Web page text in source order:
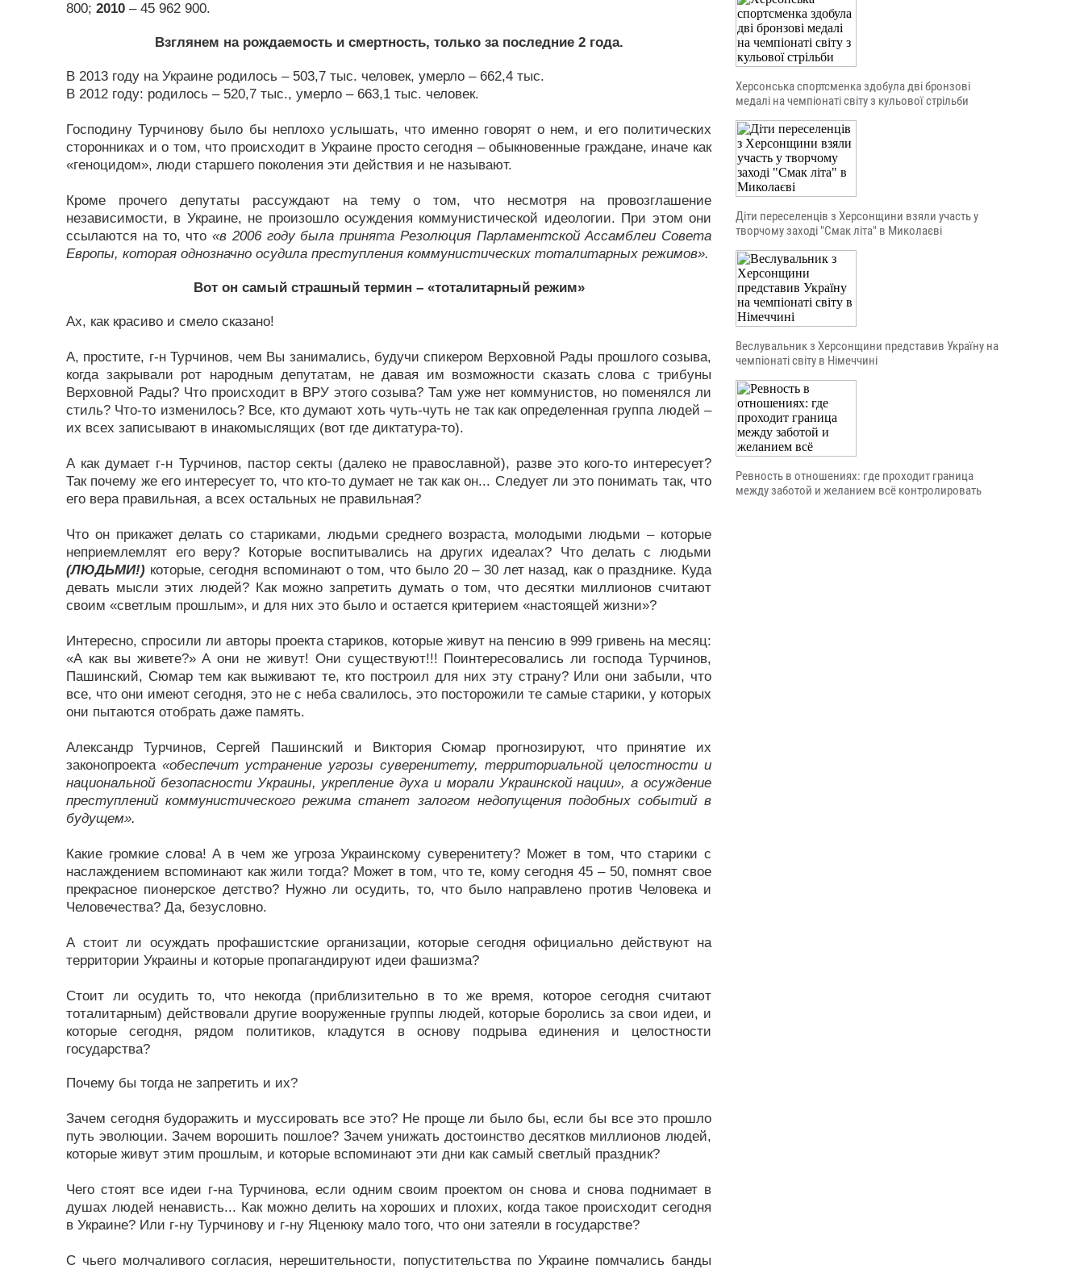
800; 2010 – 45 962 900.
Взглянем на рождаемость и смертность, только за последние 2 года.
В 2013 году на Украине родилось – 503,7 тыс. человек, умерло – 662,4 тыс.
В 2012 году: родилось – 520,7 тыс., умерло – 663,1 тыс. человек.
Господину Турчинову было бы неплохо услышать, что именно говорят о нем, и его политических
сторонниках и о том, что происходит в Украине просто сегодня – обыкновенные граждане, иначе как
«геноцидом», люди старшего поколения эти действия и не называют.
Кроме прочего депутаты рассуждают на тему о том, что несмотря на провозглашение
независимости, в Украине, не произошло осуждения коммунистической идеологии. При этом они
ссылаются на то, что «в 2006 году была принята Резолюция Парламентской Ассамблеи Совета
Европы, которая однозначно осудила преступления коммунистических тоталитарных режимов».
Вот он самый страшный термин – «тоталитарный режим»
Ах, как красиво и смело сказано!
А, простите, г-н Турчинов, чем Вы занимались, будучи спикером Верховной Рады прошлого созыва,
когда закрывали рот народным депутатам, не давая им возможности сказать слова с трибуны
Верховной Рады? Что происходит в ВРУ этого созыва? Там уже нет коммунистов, но поменялся ли
стиль? Что-то изменилось? Все, кто думают хоть чуть-чуть не так как определенная группа людей –
их всех записывают в инакомыслящих (вот где диктатура-то).
А как думает г-н Турчинов, пастор секты (далеко не православной), разве это кого-то интересует?
Так почему же его интересует то, что кто-то думает не так как он... Следует ли это понимать так, что
его вера правильная, а всех остальных не правильная?
Что он прикажет делать со стариками, людьми среднего возраста, молодыми людьми – которые
неприемлемлят его веру? Которые воспитывались на других идеалах? Что делать с людьми
(ЛЮДЬМИ!) которые, сегодня вспоминают о том, что было 20 – 30 лет назад, как о празднике. Куда
девать мысли этих людей? Как можно запретить думать о том, что десятки миллионов считают
своим «светлым прошлым», и для них это было и остается критерием «настоящей жизни»?
Интересно, спросили ли авторы проекта стариков, которые живут на пенсию в 999 гривень на месяц:
«А как вы живете?» А они не живут! Они существуют!!! Поинтересовались ли господа Турчинов,
Пашинский, Сюмар тем как выживают те, кто построил для них эту страну? Или они забыли, что
все, что они имеют сегодня, это не с неба свалилось, это посторожили те самые старики, у которых
они пытаются отобрать даже память.
Александр Турчинов, Сергей Пашинский и Виктория Сюмар прогнозируют, что принятие их
законопроекта «обеспечит устранение угрозы суверенитету, территориальной целостности и
национальной безопасности Украины, укрепление духа и морали Украинской нации», а осуждение
преступлений коммунистического режима станет залогом недопущения подобных событий в
будущем».
Какие громкие слова! А в чем же угроза Украинскому суверенитету? Может в том, что старики с
наслаждением вспоминают как жили тогда? Может в том, что те, кому сегодня 45 – 50, помнят свое
прекрасное пионерское детство? Нужно ли осудить, то, что было направлено против Человека и
Человечества? Да, безусловно.
А стоит ли осуждать профашистские организации, которые сегодня официально действуют на
территории Украины и которые пропагандируют идеи фашизма?
Стоит ли осудить то, что некогда (приблизительно в то же время, которое сегодня считают
тоталитарным) действовали другие вооруженные группы людей, которые боролись за свои идеи, и
которые сегодня, рядом политиков, кладутся в основу подрыва единения и целостности
государства?
Почему бы тогда не запретить и их?
Зачем сегодня будоражить и муссировать все это? Не проще ли было бы, если бы все это прошло
путь эволюции. Зачем ворошить пошлое? Зачем унижать достоинство десятков миллионов людей,
которые живут этим прошлым, и которые вспоминают эти дни как самый светлый праздник?
Чего стоят все идеи г-на Турчинова, если одним своим проектом он снова и снова поднимает в
душах людей ненависть... Как можно делить на хороших и плохих, когда такое происходит сегодня
в Украине? Или г-ну Турчинову и г-ну Яценюку мало того, что они затеяли в государстве?
С чьего молчаливого согласия, нерешительности, попустительства по Украине помчались банды
Херсонська спортсменка здобула дві бронзові
медалі на чемпіонаті світу з кульової стрільби
Діти переселенців з Херсонщини взяли участь у
творчому заході "Смак літа" в Миколаєві
Веслувальник з Херсонщини представив Україну на
чемпіонаті світу в Німеччині
Ревность в отношениях: где проходит граница
между заботой и желанием всё контролировать